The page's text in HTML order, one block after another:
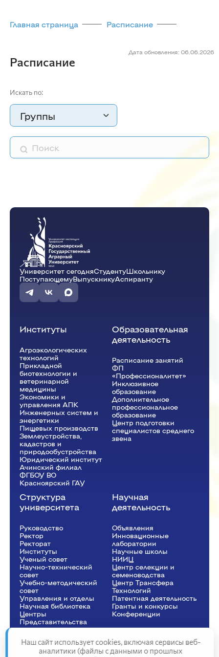
Главная страница Расписание
Дата обновления: 06.06.2026
Расписание
Искать по:
Группы
Университет сегодняСтудентуШкольнику
ПоступающемуВыпускникуАспиранту
Институты
Агроэкологических
технологий
Прикладной
биотехнологии и
ветеринарной
медицины
Экономики и
управления АПК
Инженерных систем и
энергетики
Пищевых производств
Землеустройства,
кадастров и
природообустройства
Юридический институт
Ачинский филиал
ФГБОУ ВО
Красноярский ГАУ
Образовательная
деятельность
Расписание занятий
ФП
«Профессионалитет»
Инклюзивное
образование
Дополнительное
профессиональное
образование
Центр подготовки
специалистов среднего
звена
Структура
университета
Руководство
Ректор
Рeкторат
Институты
Ученый совет
Научно-технический
совет
Учебно-методический
совет
Управления и отделы
Научная библиотека
Центры
Представительства
Научная
деятельность
Объявления
Инновационные
лаборатории
Научные школы
НИИЦ
Центр селекции и
семеноводства
Центр Трансфера
Технологий
Патентная деятельность
Гранты и конкурсы
Конференции
Наш сайт использует cookies, включая сервисы веб-
аналитики (файлы с данными о прошлых